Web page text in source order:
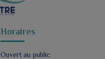
Horaires
Ouvert au public